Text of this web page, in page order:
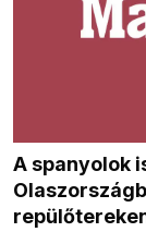
A spanyolok